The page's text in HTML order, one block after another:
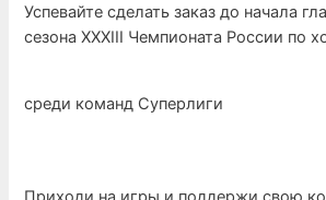
Успевайте сделать заказ до начала
сезона XXXIII Чемпионата России по
среди команд Суперлиги